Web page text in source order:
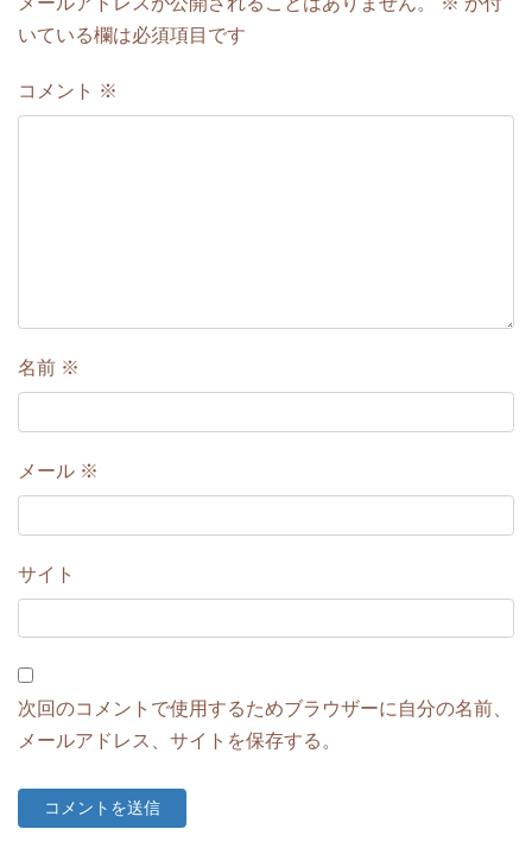
いている欄は必須項目です
コメント ※
名前 ※
メール ※
サイト
次回のコメントで使用するためブラウザーに自分の名前、
メールアドレス、サイトを保存する。